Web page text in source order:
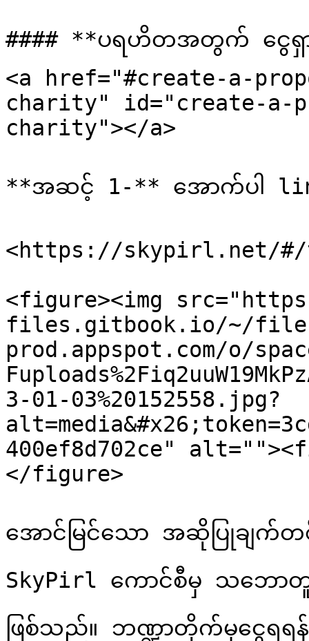
#### **ပရဟိတအတွက် ငွေရှ
<a href="#create-a-
charity" id="create-a-
charity"></a>
**အဆင့် 1-** အောက်ပါ
<https://skypirl.net/#/
<figure><img
files.gitbook.io/~/
prod.appspot.com/o/
3-01-03%20152558.jpg?
400ef8d702ce"
</figure>
အောင်မြင်သော အဆိုပြုချက်
SkyPirl ကောင်စီမှ သဘော
ဖြစ်သည်။ ဘဏ္ဍာတိုက်မှငွေရရ